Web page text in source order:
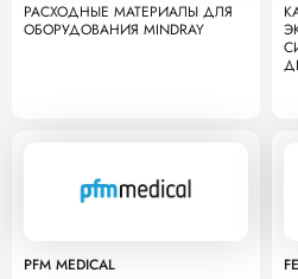
РАСХОДНЫЕ МАТЕРИАЛЫ ДЛЯ
ОБОРУДОВАНИЯ MINDRAY
PFM MEDICAL